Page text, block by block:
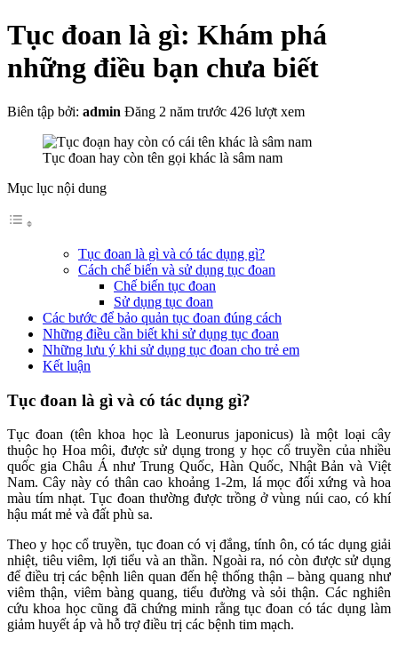
Tục đoan là gì: Khám phá
những điều bạn chưa biết
Biên tập bởi: admin Đăng 2 năm trước 426 lượt xem
Tục đoan hay còn tên gọi khác là sâm nam
Mục lục nội dung
Tục đoan là gì và có tác dụng gì?
Cách chế biến và sử dụng tục đoan
Chế biến tục đoan
Sử dụng tục đoan
Các bước để bảo quản tục đoan đúng cách
Những điều cần biết khi sử dụng tục đoan
Những lưu ý khi sử dụng tục đoan cho trẻ em
Kết luận
Tục đoan là gì và có tác dụng gì?
Tục đoan (tên khoa học là Leonurus japonicus) là một loại cây
thuộc họ Hoa môi, được sử dụng trong y học cổ truyền của nhiều
quốc gia Châu Á như Trung Quốc, Hàn Quốc, Nhật Bản và Việt
Nam. Cây này có thân cao khoảng 1-2m, lá mọc đối xứng và hoa
màu tím nhạt. Tục đoan thường được trồng ở vùng núi cao, có khí
hậu mát mẻ và đất phù sa.
Theo y học cổ truyền, tục đoan có vị đắng, tính ôn, có tác dụng giải
nhiệt, tiêu viêm, lợi tiểu và an thần. Ngoài ra, nó còn được sử dụng
để điều trị các bệnh liên quan đến hệ thống thận – bàng quang như
viêm thận, viêm bàng quang, tiểu đường và sỏi thận. Các nghiên
cứu khoa học cũng đã chứng minh rằng tục đoan có tác dụng làm
giảm huyết áp và hỗ trợ điều trị các bệnh tim mạch.